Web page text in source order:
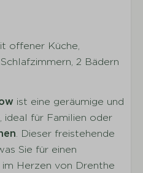
offener Küche,
2 Bädern
ist eine geräumige und
für Familien oder
. Dieser freistehende
Sie für einen
Herzen von Drenthe